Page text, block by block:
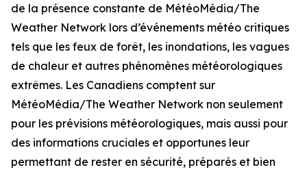
de la présence constante de MétéoMédia/The
Weather Network lors d’événements météo critiques
tels que les feux de forêt, les inondations, les vagues
de chaleur et autres phénomènes météorologiques
extrêmes. Les Canadiens comptent sur
MétéoMédia/The Weather Network non seulement
pour les prévisions météorologiques, mais aussi pour
des informations cruciales et opportunes leur
permettant de rester en sécurité, préparés et bien